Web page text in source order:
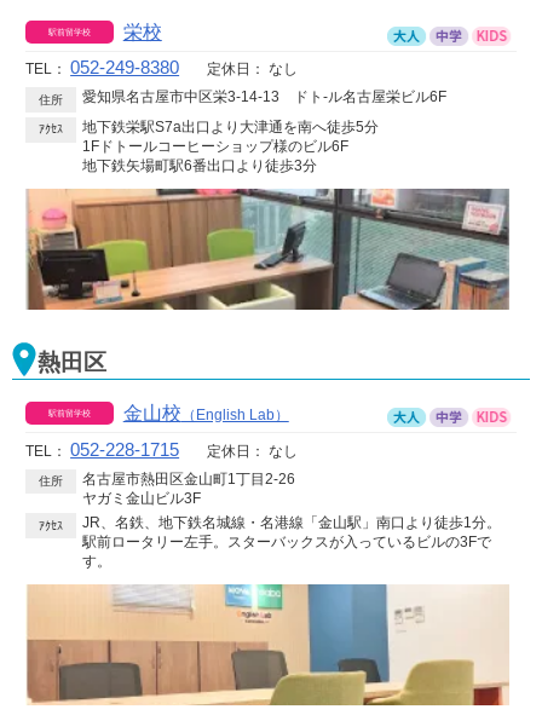
栄校
TEL： 052-249-8380 定休日： なし
住所 愛知県名古屋市中区栄3-14-13 ドト-ル名古屋栄ビル6F
ｱｸｾｽ
地下鉄栄駅S7a出口より大津通を南へ徒歩5分
1Fドトールコーヒーショップ様のビル6F
地下鉄矢場町駅6番出口より徒歩3分
熱田区
金山校 （English Lab）
TEL： 052-228-1715 定休日： なし
住所
名古屋市熱田区金山町1丁目2-26
ヤガミ金山ビル3F
ｱｸｾｽ
JR、名鉄、地下鉄名城線・名港線「金山駅」南口より徒歩1分。
駅前ロータリー左手。スターバックスが入っているビルの3Fで
す。